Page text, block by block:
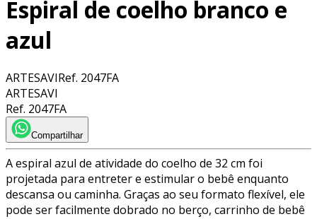
Espiral de coelho branco e
azul
ARTESAVIRef. 2047FA
ARTESAVI
Ref. 2047FA
Compartilhar
A espiral azul de atividade do coelho de 32 cm foi
projetada para entreter e estimular o bebê enquanto
descansa ou caminha. Graças ao seu formato flexível, ele
pode ser facilmente dobrado no berço, carrinho de bebê